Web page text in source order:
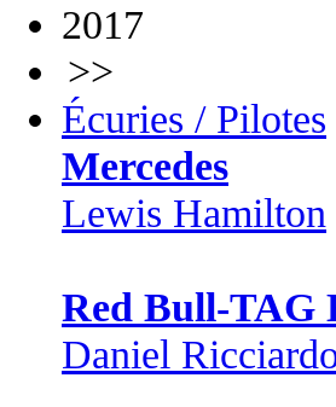
2017
>>
Écuries / Pilotes
Mercedes
Lewis Hamilton
Red Bull-TAG
Daniel